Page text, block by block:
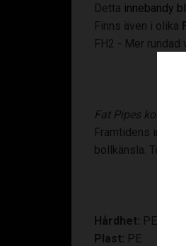
Detta innebandy
Finns även i olika
FH2 - Mer rundad
Fat Pipes
Framtidens
bollkänsla.
Hårdhet: PE -
Plast: PE